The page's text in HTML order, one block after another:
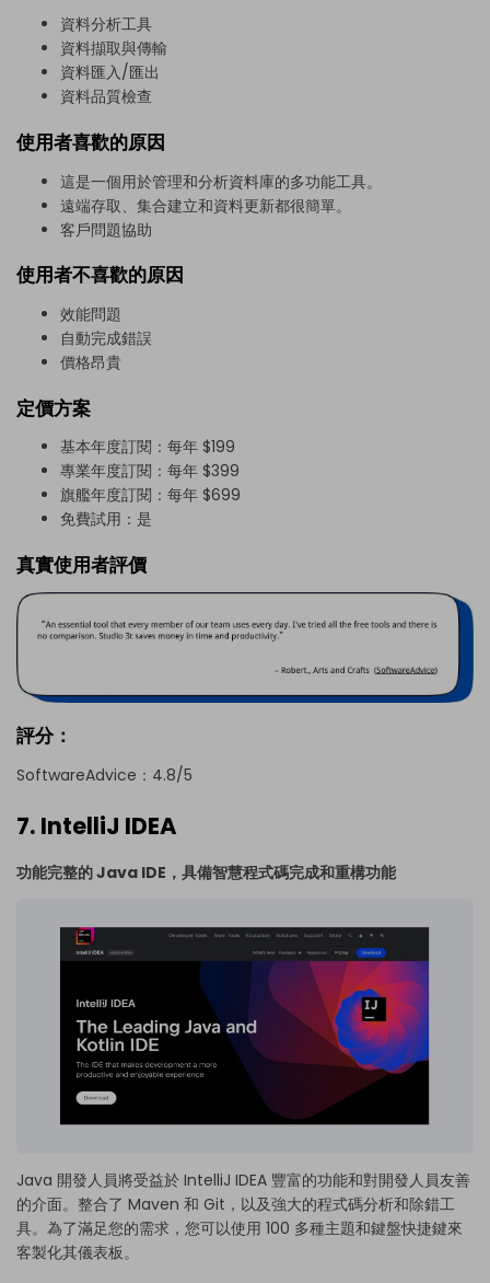
資料分析工具
資料擷取與傳輸
資料匯入/匯出
資料品質檢查
使用者喜歡的原因
這是一個用於管理和分析資料庫的多功能工具。
遠端存取、集合建立和資料更新都很簡單。
客戶問題協助
使用者不喜歡的原因
效能問題
自動完成錯誤
價格昂貴
定價方案
基本年度訂閱：每年 $199
專業年度訂閱：每年 $399
旗艦年度訂閱：每年 $699
免費試用：是
真實使用者評價
評分：
SoftwareAdvice：4.8/5
7. IntelliJ IDEA
功能完整的 Java IDE，具備智慧程式碼完成和重構功能
Java 開發人員將受益於 IntelliJ IDEA 豐富的功能和對開發人員友善
的介面。整合了 Maven 和 Git，以及強大的程式碼分析和除錯工
具。為了滿足您的需求，您可以使用 100 多種主題和鍵盤快捷鍵來
客製化其儀表板。